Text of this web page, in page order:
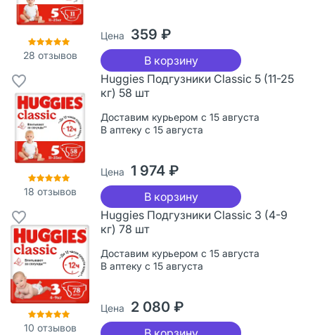
28 отзывов
Цена 359 ₽
В корзину
18 отзывов
Huggies Подгузники Classic 5 (11-25
кг) 58 шт
Доставим курьером с 15 августа
В аптеку с 15 августа
Цена 1 974 ₽
В корзину
10 отзывов
Huggies Подгузники Classic 3 (4-9
кг) 78 шт
Доставим курьером с 15 августа
В аптеку с 15 августа
Цена 2 080 ₽